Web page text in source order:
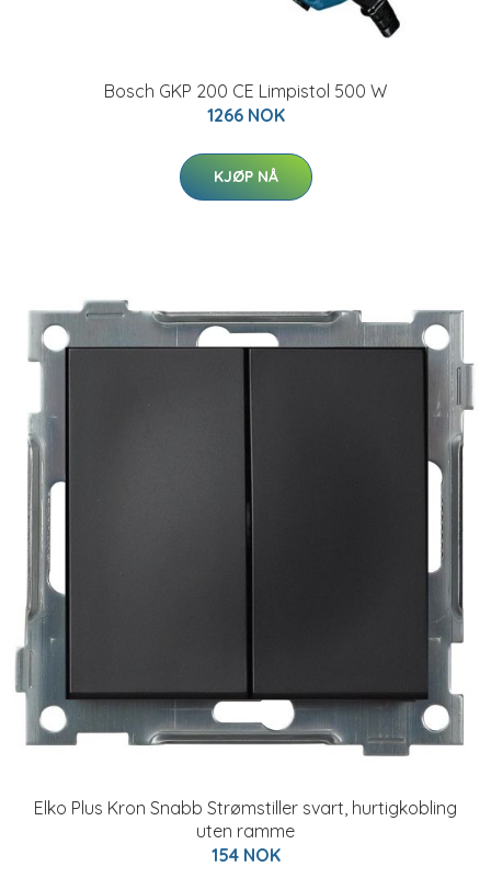
Bosch GKP 200 CE Limpistol 500 W
1266 NOK
KJØP NÅ
Elko Plus Kron Snabb Strømstiller svart, hurtigkobling
uten ramme
154 NOK